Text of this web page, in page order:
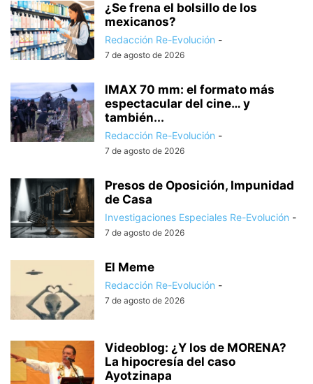
¿Se frena el bolsillo de los
mexicanos?
Redacción Re-Evolución -
7 de agosto de 2026
IMAX 70 mm: el formato más
espectacular del cine… y
también...
Redacción Re-Evolución -
7 de agosto de 2026
Presos de Oposición, Impunidad
de Casa
Investigaciones Especiales Re-Evolución -
7 de agosto de 2026
El Meme
Redacción Re-Evolución -
7 de agosto de 2026
Videoblog: ¿Y los de MORENA?
La hipocresía del caso
Ayotzinapa